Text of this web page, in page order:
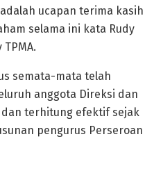
ucapan terima kasih
selama ini kata Rudy
semata-mata telah
anggota Direksi dan
dan terhitung efektif sejak
pengurus Perseroan